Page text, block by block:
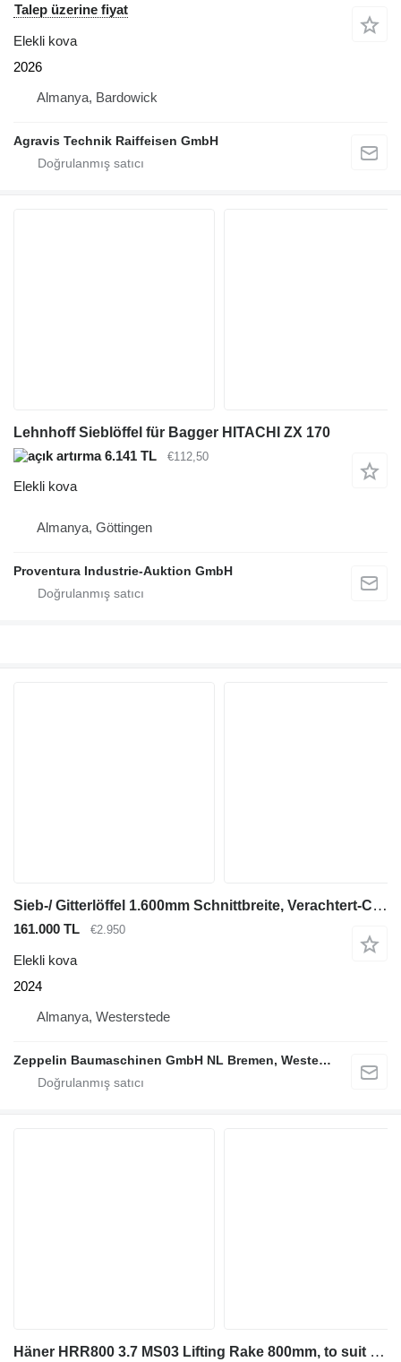
Talep üzerine fiyat
Elekli kova
2026
Almanya, Bardowick
Agravis Technik Raiffeisen GmbH
Lehnhoff Sieblöffel für Bagger HITACHI ZX 170
6.141 TL
€112,50
Elekli kova
Almanya, Göttingen
Proventura Industrie-Auktion GmbH
Sieb-/ Gitterlöffel 1.600mm Schnittbreite, Verachtert-CW- Aufnah
161.000 TL €2.950
Elekli kova
2024
Almanya, Westerstede
Zeppelin Baumaschinen GmbH NL Bremen, Westerstede
Häner HRR800 3.7 MS03 Lifting Rake 800mm, to suit 3-7 Ton Excavator